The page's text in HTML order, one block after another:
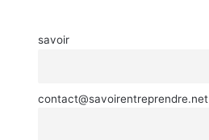
savoir
contact@savoirentreprendre.net